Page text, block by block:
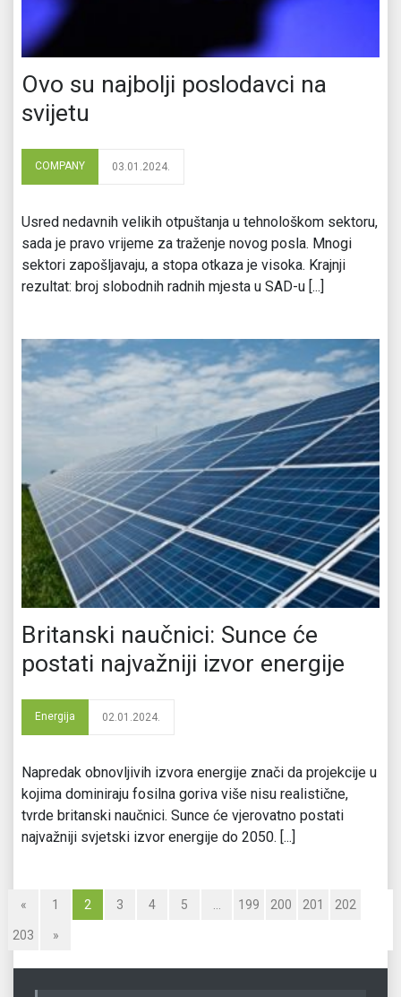
Ovo su najbolji poslodavci na
svijetu
COMPANY 03.01.2024.
Usred nedavnih velikih otpuštanja u tehnološkom sektoru,
sada je pravo vrijeme za traženje novog posla. Mnogi
sektori zapošljavaju, a stopa otkaza je visoka. Krajnji
rezultat: broj slobodnih radnih mjesta u SAD-u [...]
Britanski naučnici: Sunce će
postati najvažniji izvor energije
Energija 02.01.2024.
Napredak obnovljivih izvora energije znači da projekcije u
kojima dominiraju fosilna goriva više nisu realistične,
tvrde britanski naučnici. Sunce će vjerovatno postati
najvažniji svjetski izvor energije do 2050. [...]
« 1 2 3 4 5 199 200 201 202
203 »